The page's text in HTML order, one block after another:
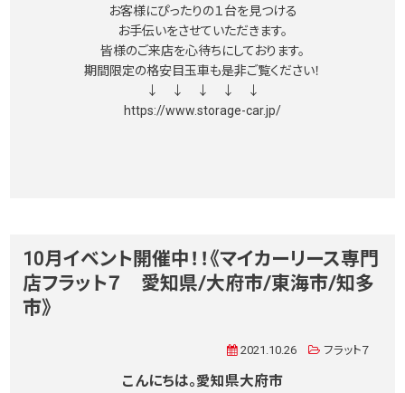
お客様にぴったりの１台を見つける
お手伝いをさせていただきます。
皆様のご来店を心待ちにしております。
期間限定の格安目玉車も是非ご覧ください！
↓ ↓ ↓ ↓ ↓
https://www.storage-car.jp/
10月イベント開催中！！《マイカーリース専門
店フラット７ 愛知県/大府市/東海市/知多
市》
2021.10.26 フラット７
こんにちは。愛知県大府市